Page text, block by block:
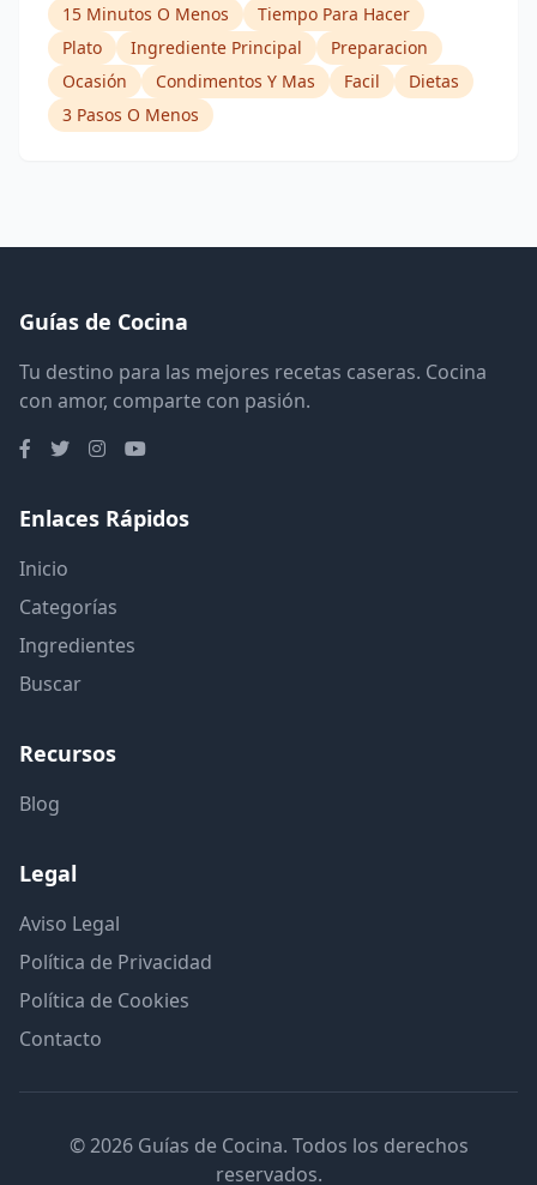
15 Minutos O Menos
Tiempo Para Hacer
Plato
Ingrediente Principal
Preparacion
Ocasión
Condimentos Y Mas Facil
Dietas
3 Pasos O Menos
Guías de Cocina
Tu destino para las mejores recetas caseras. Cocina
con amor, comparte con pasión.
Enlaces Rápidos
Inicio
Categorías
Ingredientes
Buscar
Recursos
Blog
Legal
Aviso Legal
Política de Privacidad
Política de Cookies
Contacto
© 2026 Guías de Cocina. Todos los derechos
reservados.